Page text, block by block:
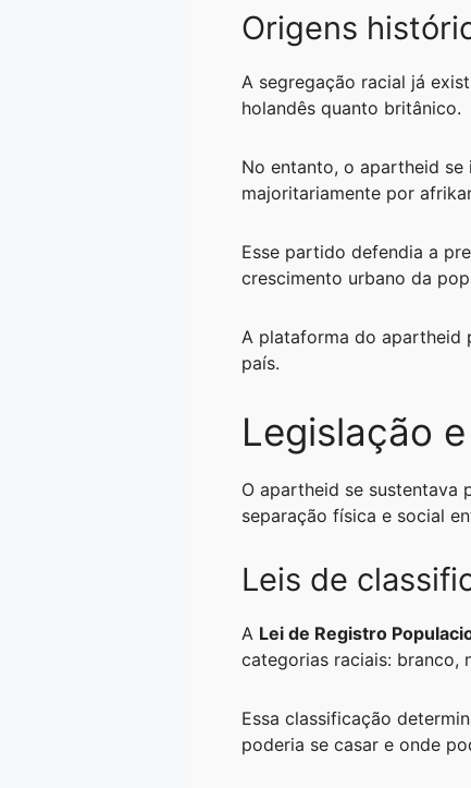
p
p
a g
r
o
Origens
A segregação racial já
holandês quanto britânico.
No entanto, o apartheid
majoritariamente por
Esse partido defendia a
crescimento urbano da
A plataforma do apartheid
país.
Legislação
O apartheid se sustentava
separação física e social
Leis de
A Lei de Registro
categorias raciais: branco,
Essa classificação
poderia se casar e onde